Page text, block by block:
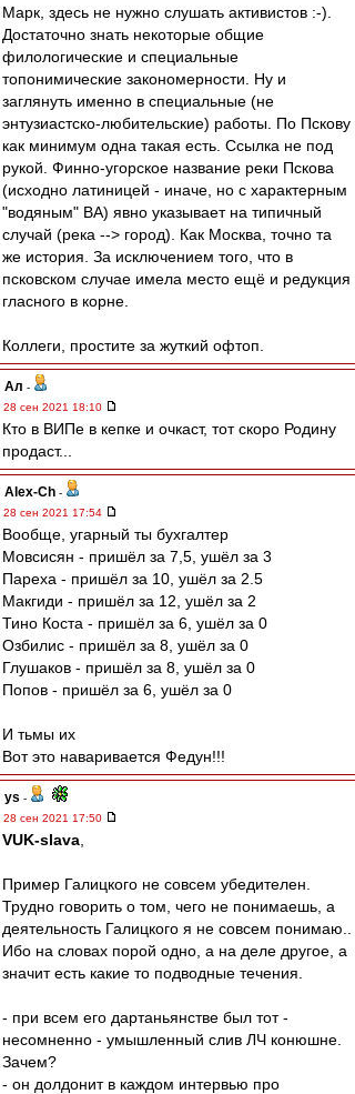
Марк, здесь не нужно слушать активистов :-).
Достаточно знать некоторые общие
филологические и специальные
топонимические закономерности. Ну и
заглянуть именно в специальные (не
энтузиастско-любительские) работы. По Пскову
как минимум одна такая есть. Ссылка не под
рукой. Финно-угорское название реки Пскова
(исходно латиницей - иначе, но с характерным
"водяным" ВА) явно указывает на типичный
случай (река --> город). Как Москва, точно та
же история. За исключением того, что в
псковском случае имела место ещё и редукция
гласного в корне.
Коллеги, простите за жуткий офтоп.
Ал -
28 сен 2021 18:10
Кто в ВИПе в кепке и очкаст, тот скоро Родину
продаст...
Alex-Ch -
28 сен 2021 17:54
Вообще, угарный ты бухгалтер
Мовсисян - пришёл за 7,5, ушёл за 3
Пареха - пришёл за 10, ушёл за 2.5
Макгиди - пришёл за 12, ушёл за 2
Тино Коста - пришёл за 6, ушёл за 0
Озбилис - пришёл за 8, ушёл за 0
Глушаков - пришёл за 8, ушёл за 0
Попов - пришёл за 6, ушёл за 0
И тьмы их
Вот это наваривается Федун!!!
ys -
28 сен 2021 17:50
VUK-slava
Пример Галицкого не совсем убедителен.
Трудно говорить о том, чего не понимаешь, а
деятельность Галицкого я не совсем понимаю..
Ибо на словах порой одно, а на деле другое, а
значит есть какие то подводные течения.
- при всем его дартаньянстве был тот -
несомненно - умышленный слив ЛЧ конюшне.
Зачем?
- он долдонит в каждом интервью про